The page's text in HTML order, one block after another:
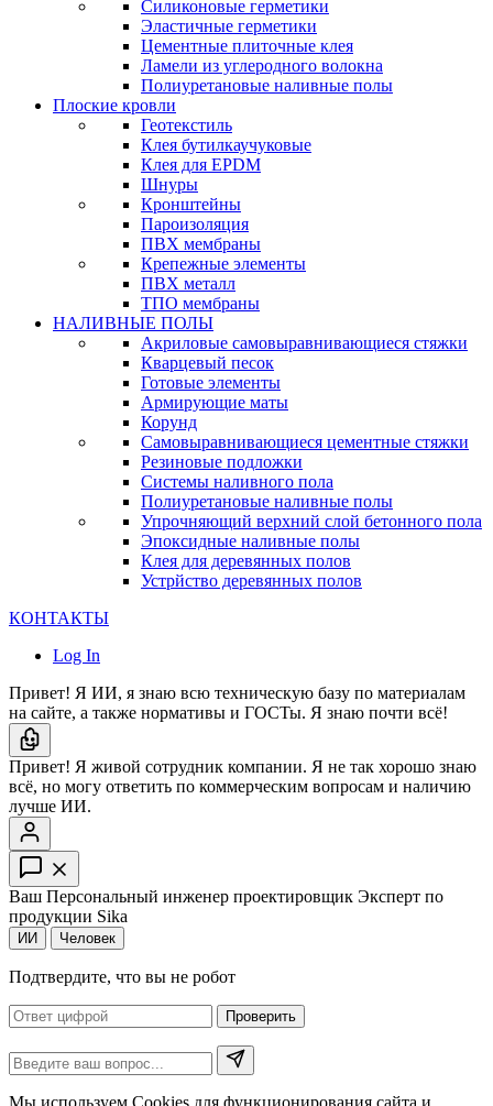
Силиконовые герметики
Эластичные герметики
Цементные плиточные клея
Ламели из углеродного волокна
Полиуретановые наливные полы
Плоские кровли
Геотекстиль
Клея бутилкаучуковые
Клея для EPDM
Шнуры
Кронштейны
Пароизоляция
ПВХ мембраны
Крепежные элементы
ПВХ металл
ТПО мембраны
НАЛИВНЫЕ ПОЛЫ
Акриловые самовыравнивающиеся стяжки
Кварцевый песок
Готовые элементы
Армирующие маты
Корунд
Самовыравнивающиеся цементные стяжки
Резиновые подложки
Системы наливного пола
Полиуретановые наливные полы
Упрочняющий верхний слой бетонного пола
Эпоксидные наливные полы
Клея для деревянных полов
Устрйство деревянных полов
КОНТАКТЫ
Log In
Привет! Я ИИ, я знаю всю техническую базу по материалам
на сайте, а также нормативы и ГОСТы. Я знаю почти всё!
Привет! Я живой сотрудник компании. Я не так хорошо знаю
всё, но могу ответить по коммерческим вопросам и наличию
лучше ИИ.
Ваш Персональный инженер проектировщик Эксперт по
продукции Sika
ИИ Человек
Подтвердите, что вы не робот
Проверить
Мы используем Cookies для функционирования сайта и